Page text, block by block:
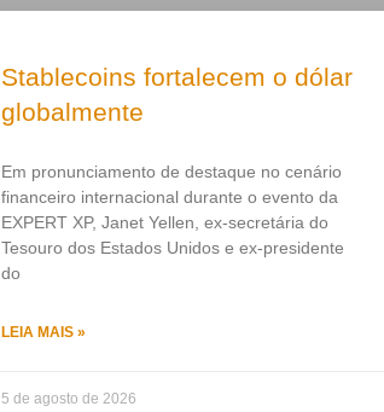
Stablecoins fortalecem o dólar
globalmente
Em pronunciamento de destaque no cenário
financeiro internacional durante o evento da
EXPERT XP, Janet Yellen, ex-secretária do
Tesouro dos Estados Unidos e ex-presidente
do
LEIA MAIS »
5 de agosto de 2026